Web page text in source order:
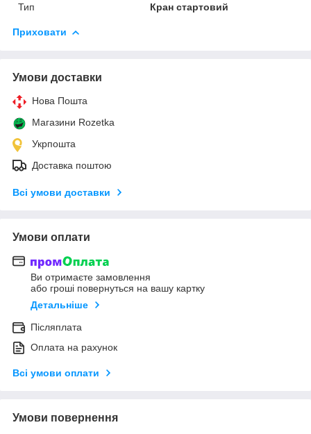
Тип
Кран стартовий
Приховати
Умови доставки
Нова Пошта
Магазини Rozetka
Укрпошта
Доставка поштою
Всі умови доставки
Умови оплати
Ви отримаєте замовлення
або гроші повернуться на вашу картку
Детальніше
Післяплата
Оплата на рахунок
Всі умови оплати
Умови повернення